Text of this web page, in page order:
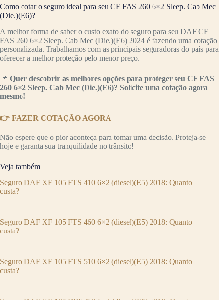
Como cotar o seguro ideal para seu CF FAS 260 6×2 Sleep. Cab Mec
(Die.)(E6)?
A melhor forma de saber o custo exato do seguro para seu DAF CF
FAS 260 6×2 Sleep. Cab Mec (Die.)(E6) 2024 é fazendo uma cotação
personalizada. Trabalhamos com as principais seguradoras do país para
oferecer a melhor proteção pelo menor preço.
📌 Quer descobrir as melhores opções para proteger seu CF FAS
260 6×2 Sleep. Cab Mec (Die.)(E6)? Solicite uma cotação agora
mesmo!
👉 FAZER COTAÇÃO AGORA
Não espere que o pior aconteça para tomar uma decisão. Proteja-se
hoje e garanta sua tranquilidade no trânsito!
Veja também
Seguro DAF XF 105 FTS 410 6×2 (diesel)(E5) 2018: Quanto
custa?
Seguro DAF XF 105 FTS 460 6×2 (diesel)(E5) 2018: Quanto
custa?
Seguro DAF XF 105 FTS 510 6×2 (diesel)(E5) 2018: Quanto
custa?